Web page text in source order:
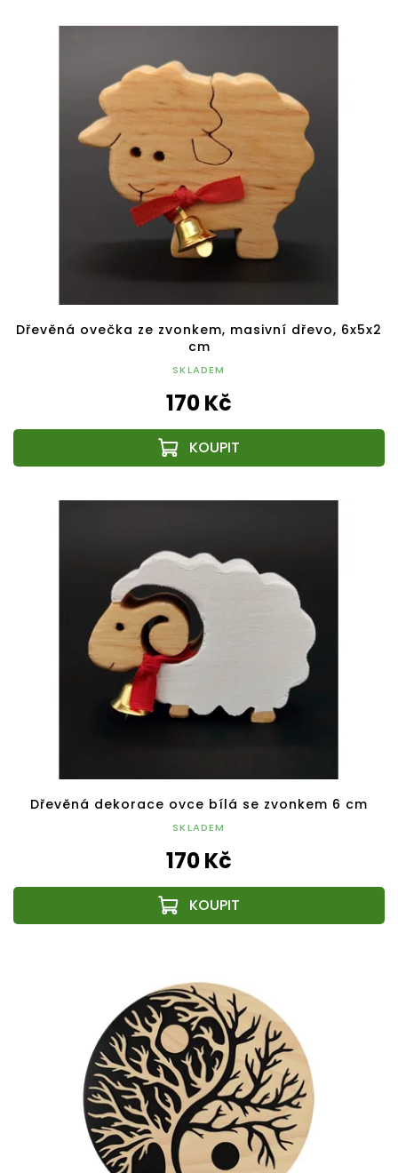
Dřevěná ovečka ze zvonkem, masivní dřevo, 6x5x2
cm
SKLADEM
170 Kč
Dřevěná dekorace ovce bílá se zvonkem 6 cm
SKLADEM
170 Kč